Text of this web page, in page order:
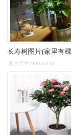
图片尺寸1000x1350